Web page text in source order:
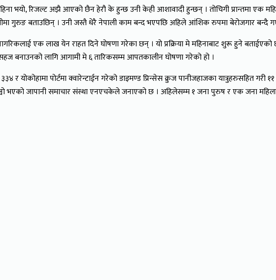
भयो, रिजल्ट अझै आएको छैन हेरौ के हुन्छ उनी केही आशावादी हुन्छन् । तोचिगी प्रान्तमा एक
गुरुङ बताउछिन् । उनी जस्तै धेरै नेपाली काम बन्द भएपछि अहिले आंशिक रुपमा बेरोजगार बन्दै
एक लाख येन राहत दिने घोषणा गरेका छन् । यो प्रक्रिया मे महिनाबाट शुरू हुने बताईएको
बनाउनको लागि आगामी मे ६ तारिकसम्म आपतकालीन घोषणा गरेको हो ।
र योकोहामा पोर्टमा क्वारेन्टाईन गरेको डाइमण्ड प्रिन्सेस क्रुज पानीजहाजका यात्रुहरुसहित
भएको जापानी समाचार संस्था एनएचकेले जनाएको छ । अहिलेसम्म १ जना पुरुष र एक जना